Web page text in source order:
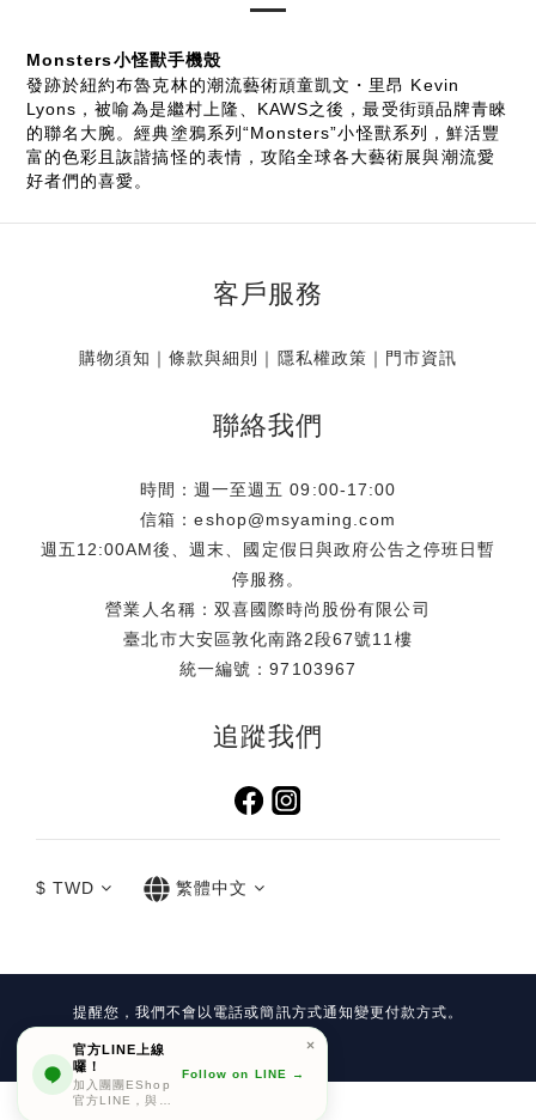
官方LINE上線
囉！
加入團團EShop
官方LINE，與我
Follow on LINE →
Monsters小怪獸手機殼
發跡於紐約布魯克林的潮流藝術頑童凱文・里昂 Kevin
Lyons，被喻為是繼村上隆、KAWS之後，最受街頭品牌青睞
的聯名大腕。經典塗鴉系列“Monsters”小怪獸系列，鮮活豐
富的色彩且詼諧搞怪的表情，攻陷全球各大藝術展與潮流愛
好者們的喜愛。
客戶服務
購物須知 ｜條款與細則 ｜ 隱私權政策 ｜ 門市資訊
聯絡我們
時間：週一至週五 09:00-17:00
信箱：eshop@msyaming.com
週五12:00AM後、週末、國定假日與政府公告之停班日暫
停服務。
營業人名稱：双喜國際時尚股份有限公司
臺北市大安區敦化南路2段67號11樓
統一編號：97103967
追蹤我們
$ TWD 繁體中文
提醒您，我們不會以電話或簡訊方式通知變更付款方式。
Copyright©